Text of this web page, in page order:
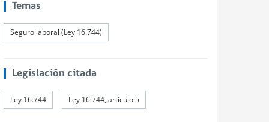
Temas
Seguro laboral (Ley 16.744)
Legislación citada
Ley 16.744 Ley 16.744, artículo 5